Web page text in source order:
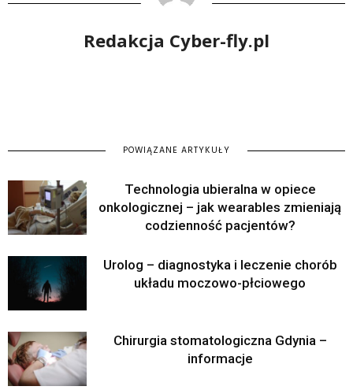
Redakcja Cyber-fly.pl
POWIĄZANE ARTYKUŁY
Technologia ubieralna w opiece
onkologicznej – jak wearables zmieniają
codzienność pacjentów?
Urolog – diagnostyka i leczenie chorób
układu moczowo-płciowego
Chirurgia stomatologiczna Gdynia –
informacje